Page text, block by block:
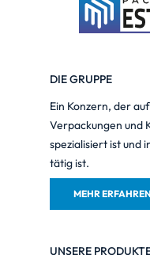
DIE GRUPPE
Ein Konzern, der
Verpackungen und
spezialisiert ist und
tätig ist.
MEHR ERFAHREN
UNSERE